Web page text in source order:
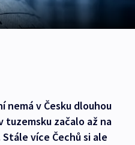
nemá v Česku dlouhou
tuzemsku začalo až na
více Čechů si ale